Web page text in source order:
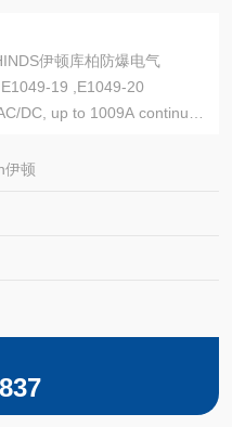
伊顿库柏防爆电气
19 ,E1049-20
DC, up to 1009A continuou
Beiyuan Electric Co.,L
伊顿